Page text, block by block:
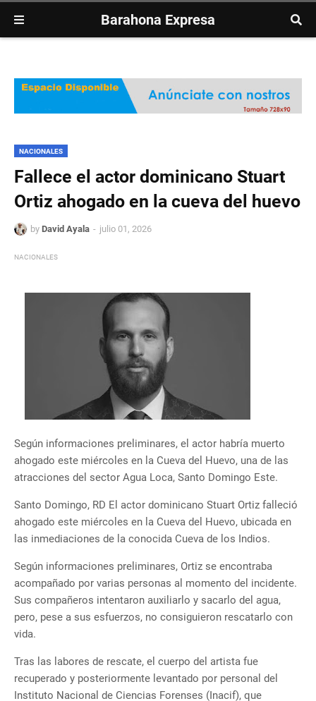
Barahona Expresa
NACIONALES
Fallece el actor dominicano Stuart
Ortiz ahogado en la cueva del huevo
by David Ayala julio 01, 2026
NACIONALES
Según informaciones preliminares, el actor habría muerto
ahogado este miércoles en la Cueva del Huevo, una de las
atracciones del sector Agua Loca, Santo Domingo Este.
Santo Domingo, RD El actor dominicano Stuart Ortiz falleció
ahogado este miércoles en la Cueva del Huevo, ubicada en
las inmediaciones de la conocida Cueva de los Indios.
Según informaciones preliminares, Ortiz se encontraba
acompañado por varias personas al momento del incidente.
Sus compañeros intentaron auxiliarlo y sacarlo del agua,
pero, pese a sus esfuerzos, no consiguieron rescatarlo con
vida.
Tras las labores de rescate, el cuerpo del artista fue
recuperado y posteriormente levantado por personal del
Instituto Nacional de Ciencias Forenses (Inacif), que